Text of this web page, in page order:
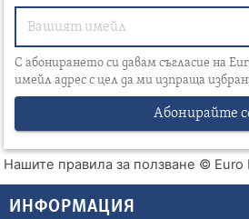
С абонирането си давам съгласие на
имейл адрес с цел да ми изпраща
Абонирайте
Нашите правила за ползване © Euro
ИНФОРМАЦИЯ